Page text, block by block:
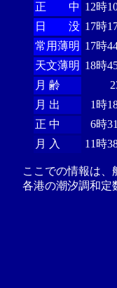
正 中 12時
日 没 17時
常用薄明 17時
天文薄明 18時
月 齢
月 出
1時
正 中
6時
月 入
11時
ここでの情報は
各港の潮汐調和定